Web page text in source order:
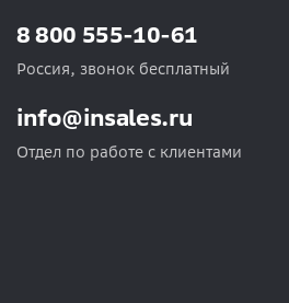
info@insales.ru
Отдел по работе с клиентами
8 800 555-10-61
Россия, звонок бесплатный